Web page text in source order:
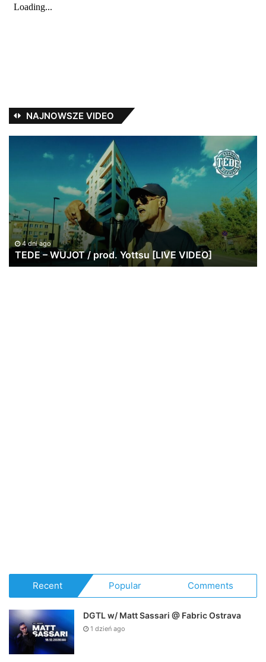
NAJNOWSZE VIDEO
Yottsu
[LIVE
VIDEO]
4 dni ago
TEDE – WUJOT / prod. Yottsu [LIVE VIDEO]
|
20
lat
Recent Popular Comments
DGTL w/ Matt Sassari @ Fabric Ostrava
1 dzień ago